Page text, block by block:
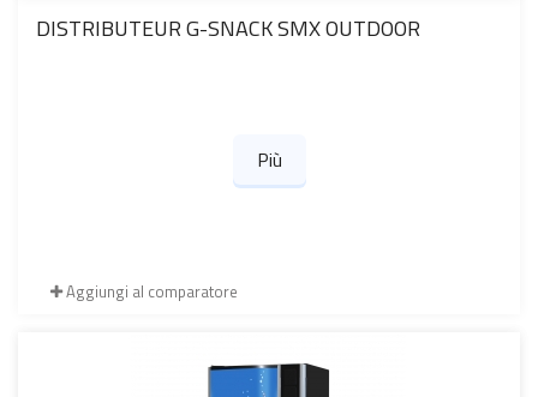
DISTRIBUTEUR G-SNACK SMX OUTDOOR
Più
Aggiungi al comparatore